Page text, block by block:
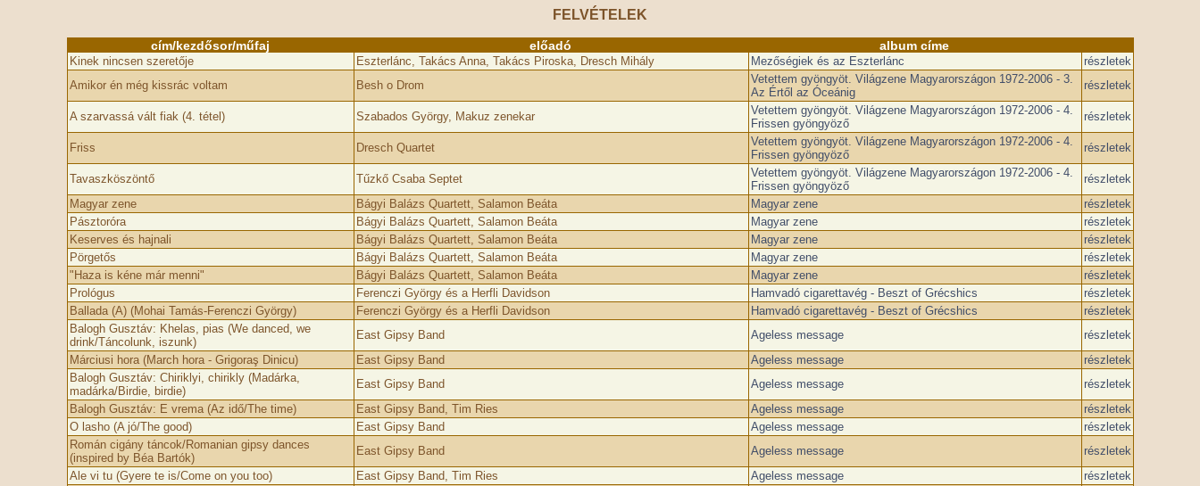
FELVÉTELEK
cím/kezdősor/műfaj előadó album címe
Kinek nincsen szeretője Eszterlánc, Takács Anna, Takács Piroska, Dresch Mihály Mezőségiek és az Eszterlánc
részletek
Amikor én még kissrác voltam
Besh o Drom
Vetettem gyöngyöt. Világzene Magyarországon 1972-2006 - 3.
Az Értől az Óceánig
részletek
A szarvassá vált fiak (4. tétel) Szabados György, Makuz zenekar
Vetettem gyöngyöt. Világzene Magyarországon 1972-2006 - 4.
Frissen gyöngyöző
részletek
Friss Dresch Quartet
Vetettem gyöngyöt. Világzene Magyarországon 1972-2006 - 4.
Frissen gyöngyöző
részletek
Tavaszköszöntő Tűzkő Csaba Septet
Vetettem gyöngyöt. Világzene Magyarországon 1972-2006 - 4.
Frissen gyöngyöző
részletek
Magyar zene
Bágyi Balázs Quartett, Salamon Beáta Magyar zene
részletek
Pásztoróra
Bágyi Balázs Quartett, Salamon Beáta Magyar zene
részletek
Keserves és hajnali
Bágyi Balázs Quartett, Salamon Beáta Magyar zene
részletek
Pörgetős
Bágyi Balázs Quartett, Salamon Beáta Magyar zene
részletek
"Haza is kéne már menni"
Bágyi Balázs Quartett, Salamon Beáta Magyar zene
részletek
Prológus
Ferenczi György és a Herfli Davidson Hamvadó cigarettavég - Beszt of Grécshics
részletek
Ballada (A) (Mohai Tamás-Ferenczi György)
Ferenczi György és a Herfli Davidson Hamvadó cigarettavég - Beszt of Grécshics
részletek
Balogh Gusztáv: Khelas, pias (We danced, we
drink/Táncolunk, iszunk)
East Gipsy Band Ageless message
részletek
Márciusi hora (March hora - Grigoraş Dinicu)
East Gipsy Band Ageless message
részletek
Balogh Gusztáv: Chiriklyi, chirikly (Madárka,
madárka/Birdie, birdie)
East Gipsy Band Ageless message
részletek
Balogh Gusztáv: E vrema (Az idő/The time)
East Gipsy Band, Tim Ries Ageless message
részletek
O lasho (A jó/The good)
East Gipsy Band Ageless message
részletek
Román cigány táncok/Romanian gipsy dances
(inspired by Béa Bartók)
East Gipsy Band Ageless message
részletek
Ale vi tu (Gyere te is/Come on you too)
East Gipsy Band, Tim Ries Ageless message
részletek